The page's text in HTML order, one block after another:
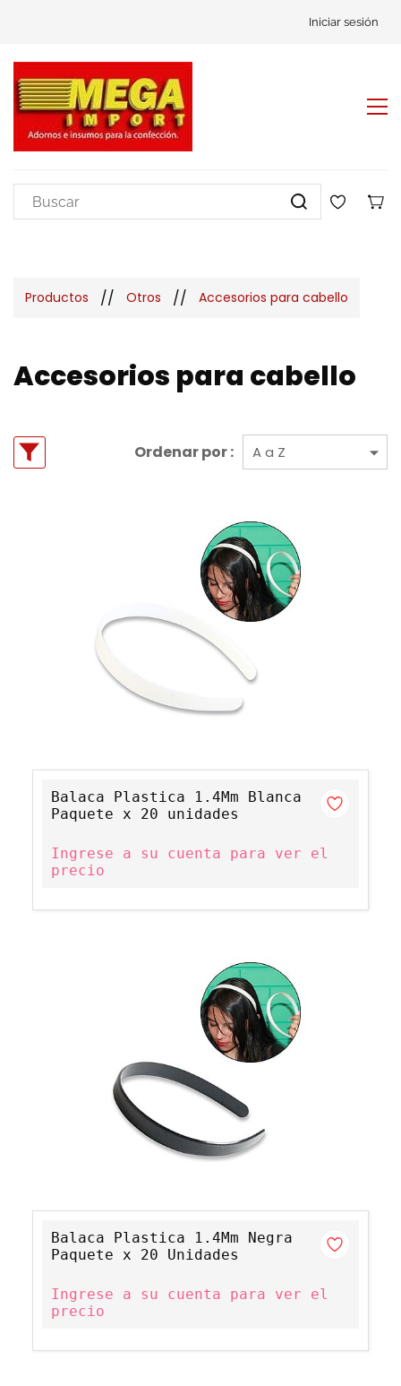
Iniciar sesión
Productos // Otros // Accesorios para cabello
Accesorios para cabello
Ordenar por :
Balaca Plastica 1.4Mm Blanca
Paquete x 20 unidades
Ingrese a su cuenta para ver el
precio
Balaca Plastica 1.4Mm Negra
Paquete x 20 Unidades
Ingrese a su cuenta para ver el
precio